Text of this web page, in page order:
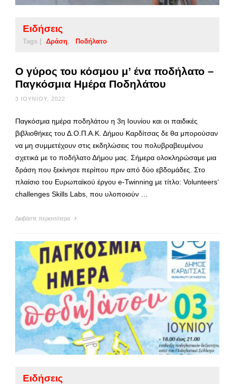
Ειδήσεις
Tags | Δράση Ποδήλατο
Ο γύρος του κόσμου μ’ ένα ποδήλατο –
Παγκόσμια Ημέρα Ποδηλάτου
3 ΙΟΥΝΊΟΥ, 2022
Παγκόσμια ημέρα ποδηλάτου η 3η Ιουνίου και οι παιδικές
βιβλιοθήκες του Δ.Ο.Π.Α.Κ. Δήμου Καρδίτσας δε θα μπορούσαν
να μη συμμετέχουν στις εκδηλώσεις του πολυβραβευμένου
σχετικά με το ποδήλατο Δήμου μας. Σήμερα ολοκληρώσαμε μια
δράση που ξεκίνησε περίπου πριν από δύο εβδομάδες. Στο
πλαίσιο του Ευρωπαϊκού έργου e-Twinning με τίτλο: Volunteers‘
challenges Skills Labs, που υλοποιούν …
Διαβάστε περισσότερα
Ειδήσεις